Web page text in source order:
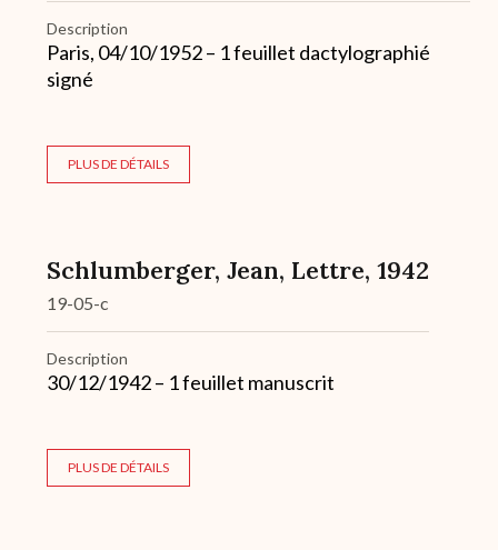
Description
Paris, 04/10/1952 – 1 feuillet dactylographié
signé
PLUS DE DÉTAILS
Schlumberger, Jean, Lettre, 1942
19-05-c
Description
30/12/1942 – 1 feuillet manuscrit
PLUS DE DÉTAILS